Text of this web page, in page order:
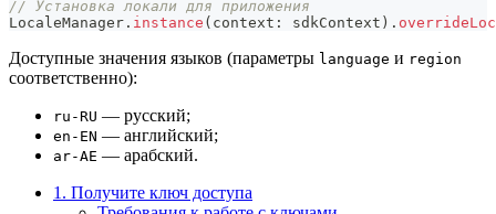
// Установка локали для приложения
LocaleManager . instance ( context : sdkContext ) .
Доступные значения языков (параметры language и region
соответственно):
ru-RU — русский;
en-EN — английский;
ar-AE — арабский.
1. Получите ключ доступа